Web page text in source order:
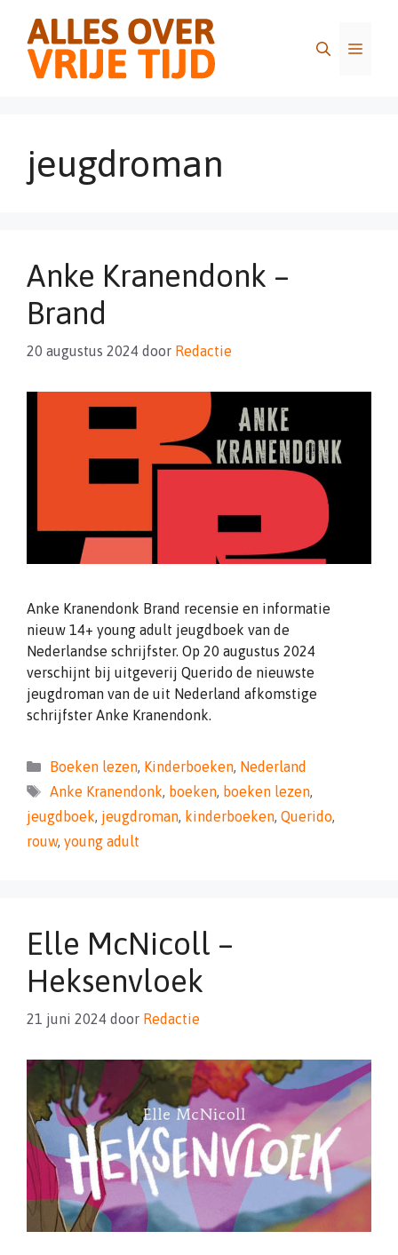
inhoud
Menu
jeugdroman
Anke Kranendonk –
Brand
20 augustus 2024 door Redactie
Anke Kranendonk Brand recensie en informatie
nieuw 14+ young adult jeugdboek van de
Nederlandse schrijfster. Op 20 augustus 2024
verschijnt bij uitgeverij Querido de nieuwste
jeugdroman van de uit Nederland afkomstige
schrijfster Anke Kranendonk.
Categorieën
Boeken lezen, Kinderboeken, Nederland
Tags
Anke Kranendonk, boeken, boeken lezen,
jeugdboek, jeugdroman, kinderboeken, Querido,
rouw, young adult
Elle McNicoll –
Heksenvloek
21 juni 2024 door Redactie